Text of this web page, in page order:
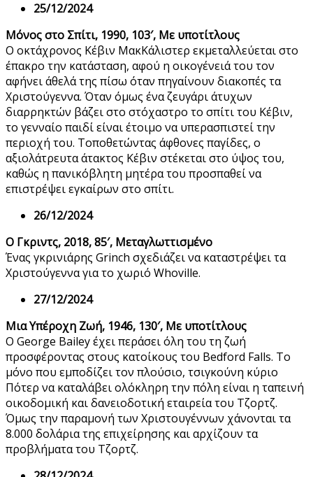
25/12/2024
Μόνος στο Σπίτι, 1990, 103′, Με υποτίτλους
Ο οκτάχρονος Κέβιν ΜακΚάλιστερ εκμεταλλεύεται στο
έπακρο την κατάσταση, αφού η οικογένειά του τον
αφήνει άθελά της πίσω όταν πηγαίνουν διακοπές τα
Χριστούγεννα. Όταν όμως ένα ζευγάρι άτυχων
διαρρηκτών βάζει στο στόχαστρο το σπίτι του Κέβιν,
το γενναίο παιδί είναι έτοιμο να υπερασπιστεί την
περιοχή του. Τοποθετώντας άφθονες παγίδες, ο
αξιολάτρευτα άτακτος Κέβιν στέκεται στο ύψος του,
καθώς η πανικόβλητη μητέρα του προσπαθεί να
επιστρέψει εγκαίρων στο σπίτι.
26/12/2024
Ο Γκριντς, 2018, 85′, Μεταγλωττισμένο
Ένας γκρινιάρης Grinch σχεδιάζει να καταστρέψει τα
Χριστούγεννα για το χωριό Whoville.
27/12/2024
Μια Υπέροχη Ζωή, 1946, 130′, Με υποτίτλους
Ο George Bailey έχει περάσει όλη του τη ζωή
προσφέροντας στους κατοίκους του Bedford Falls. Το
μόνο που εμποδίζει τον πλούσιο, τσιγκούνη κύριο
Πότερ να καταλάβει ολόκληρη την πόλη είναι η ταπεινή
οικοδομική και δανειοδοτική εταιρεία του Τζορτζ.
Όμως την παραμονή των Χριστουγέννων χάνονται τα
8.000 δολάρια της επιχείρησης και αρχίζουν τα
προβλήματα του Τζορτζ.